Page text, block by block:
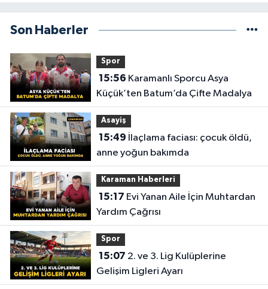
Son Haberler
Spor
15:56
Küçük’ten Batum’da Çifte Madalya
Asayiş
15:49
anne yoğun bakımda
Karaman Haberleri
15:17
Yardım Çağrısı
Spor
15:07
Gelişim Ligleri Ayarı